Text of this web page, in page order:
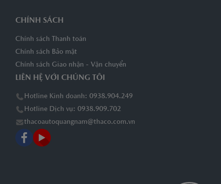
CHÍNH SÁCH
Chính sách Thanh toán
Chính sách Bảo mật
Chính sách Giao nhận - Vận chuyển
LIÊN HỆ VỚI CHÚNG TÔI
Hotline Kinh doanh: 0938.904.249
Hotline Dịch vụ: 0938.909.702
thacoautoquangnam@thaco.com.vn